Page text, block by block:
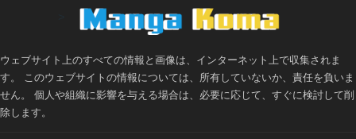
ウェブサイト上のすべての情報と画像は、インターネット上で収集されま
す。 このウェブサイトの情報については、所有していないか、責任を負いま
せん。 個人や組織に影響を与える場合は、必要に応じて、すぐに検討して削
除します。